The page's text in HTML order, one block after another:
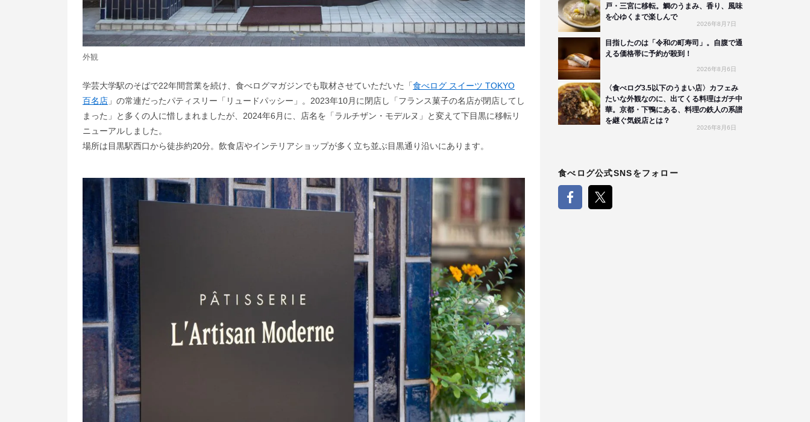
外観
学芸大学駅のそばで22年間営業を続け、食べログマガジンでも取材させていただいた「食べログ スイーツ TOKYO
百名店 」の常連だったパティスリー「リュードパッシー」。2023年10月に閉店し「フランス菓子の名店が閉店してし
まった」と多くの人に惜しまれましたが、2024年6月に、店名を「ラルチザン・モデルヌ」と変えて下目黒に移転リ
ニューアルしました。
場所は目黒駅西口から徒歩約20分。飲食店やインテリアショップが多く立ち並ぶ目黒通り沿いにあります。
戸・三宮に移転。鯛のうまみ、香り、風味
を心ゆくまで楽しんで
2026年8月7日
目指したのは「令和の町寿司」。自腹で通
える価格帯に予約が殺到！
2026年8月6日
〈食べログ3.5以下のうまい店〉カフェみ
たいな外観なのに、出てくる料理はガチ中
華。京都・下鴨にある、料理の鉄人の系譜
を継ぐ気鋭店とは？
2026年8月6日
食べログ公式SNSをフォロー